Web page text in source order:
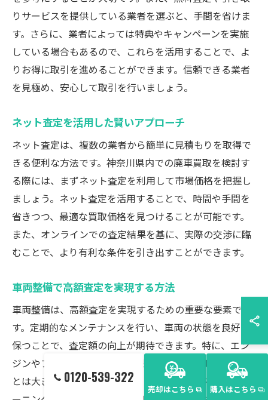
りサービスを提供している業者を選ぶと、手間を省けま
す。さらに、業者によっては特典やキャンペーンを実施
している場合もあるので、これらを活用することで、よ
りお得に取引を進めることができます。信頼できる業者
を見極め、安心して取引を行いましょう。
ネット査定を活用した賢いアプローチ
ネット査定は、複数の業者から簡単に見積もりを取得で
きる便利な方法です。神奈川県内での廃車買取を検討す
る際には、まずネット査定を利用して市場価格を把握し
ましょう。ネット査定を活用することで、時間や手間を
省きつつ、最適な買取価格を見つけることが可能です。
また、オンラインでの査定結果を基に、実際の交渉に臨
むことで、より有利な条件を引き出すことができます。
車両整備で高額査定を実現する方法
車両整備は、高額査定を実現するための重要な要素で
す。定期的なメンテナンスを行い、車両の状態を良好に
保つことで、査定額の向上が期待できます。特に、エン
ジンやブレーキなどの主要部品が正常に機能しているこ
とは大きなプラスとなります。また、洗車や内装のクリ
0120-539-322
売却はこちら 購入はこちら